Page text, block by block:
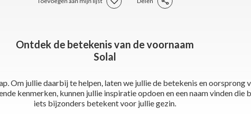
Ontdek de betekenis van de voornaam
Solal
Om jullie daarbij te helpen, laten we jullie de betekenis en oorsprong
kenmerken, kunnen jullie inspiratie opdoen en een naam vinden die
iets bijzonders betekent voor jullie gezin.